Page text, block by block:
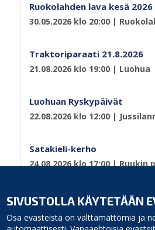
SIVUSTOLLA KÄYTETÄÄN
Osa evästeistä on välttämättömiä ja
Ruokolahden lava kesä 2026
30.05.2026 klo 20:00 |
Traktoriparaati 21.8.2026
21.08.2026 klo 19:00 | Luohua
Luohuan Ryskypäivät
22.08.2026 klo 12:00 |
Satakieli-kerho
24.08.2026 klo 17:00| Ruukin